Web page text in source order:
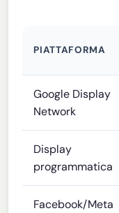
PIATTAFORMA
Google Display
Network
Display
programmatica
Facebook/Meta